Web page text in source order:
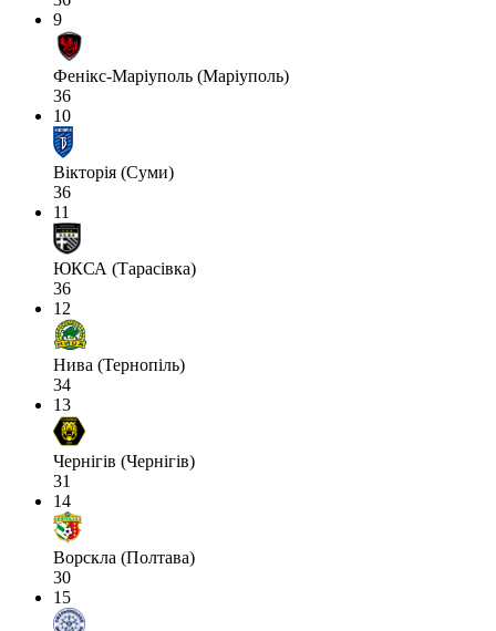
9
Фенікс-Маріуполь (Маріуполь)
36
10
Вікторія (Суми)
36
11
ЮКСА (Тарасівка)
36
12
Нива (Тернопіль)
34
13
Чернігів (Чернігів)
31
14
Ворскла (Полтава)
30
15